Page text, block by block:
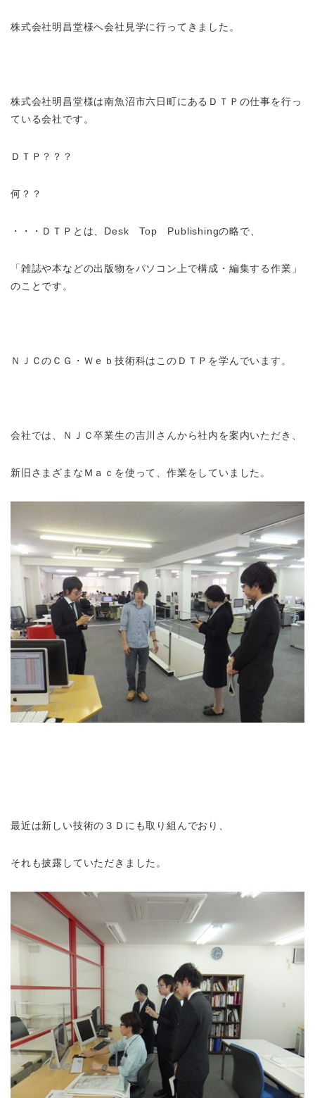
株式会社明昌堂様へ会社見学に行ってきました。
株式会社明昌堂様は南魚沼市六日町にあるＤＴＰの仕事を行っ
ている会社です。
ＤＴＰ？？？
何？？
・・・ＤＴＰとは、Desk Top Publishingの略で、
「雑誌や本などの出版物をパソコン上で構成・編集する作業」
のことです。
ＮＪＣのＣＧ・Ｗｅｂ技術科はこのＤＴＰを学んでいます。
会社では、ＮＪＣ卒業生の吉川さんから社内を案内いただき、
新旧さまざまなＭａｃを使って、作業をしていました。
最近は新しい技術の３Ｄにも取り組んでおり、
それも披露していただきました。